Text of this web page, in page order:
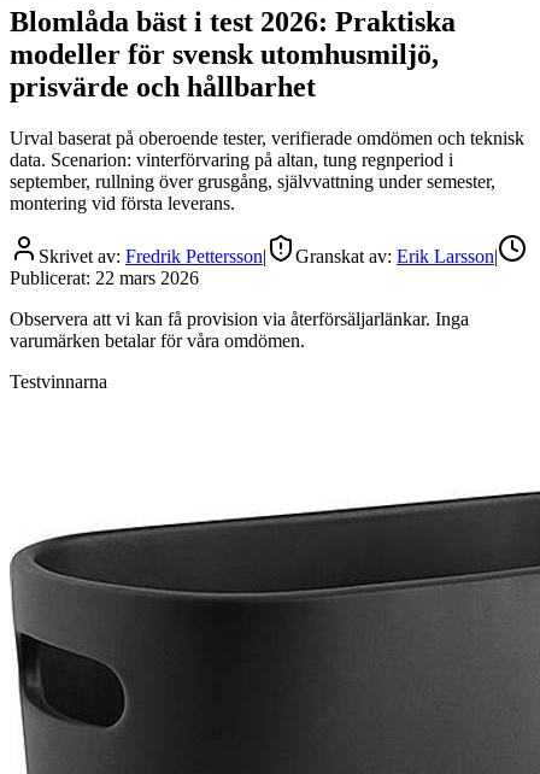
Blomlåda bäst i test 2026: Praktiska
modeller för svensk utomhusmiljö,
prisvärde och hållbarhet
Urval baserat på oberoende tester, verifierade omdömen och teknisk
data. Scenarion: vinterförvaring på altan, tung regnperiod i
september, rullning över grusgång, självvattning under semester,
montering vid första leverans.
Skrivet av: Fredrik Pettersson| Granskat av: Erik Larsson|
Publicerat: 22 mars 2026
Observera att vi kan få provision via återförsäljarlänkar. Inga
varumärken betalar för våra omdömen.
Testvinnarna